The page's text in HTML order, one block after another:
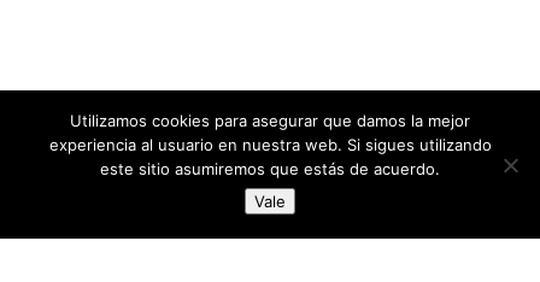
directoresdeseguridad.es
Diseñado por Centro Andaluz de Estudios y Entrenamiento
Utilizamos cookies para asegurar que damos la mejor
experiencia al usuario en nuestra web. Si sigues utilizando
este sitio asumiremos que estás de acuerdo.
Vale